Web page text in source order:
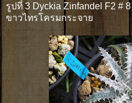
รูปที่ 3 Dyckia Zinfandel F2 #
ขาวไทรโครมกระจาย